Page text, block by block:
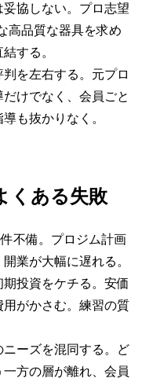
協しない。プロ志望
高品質な器具を求め
する。
を左右する。元プロ
けでなく、会員ごと
も抜かりなく。
くある失敗
不備。プロジム計画
業が大幅に遅れる。
投資をケチる。安価
がかさむ。練習の質
ーズを混同する。ど
方の層が離れ、会員